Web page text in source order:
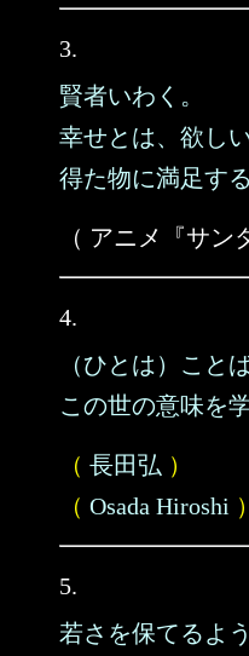
3.
賢者いわく。
幸せとは、欲し
得た物に満足す
（ アニメ『サン
4.
（ひとは）こと
この世の意味を
（ 長田弘 ）
（ Osada Hiroshi ）
5.
若さを保てるよ